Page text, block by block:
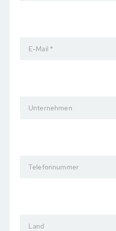
E-Mail *
Unternehmen
Telefonnummer
Land